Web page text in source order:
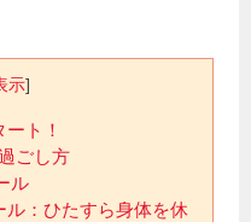
示]
ト！
ごし方
ル
：ひたすら身体を休